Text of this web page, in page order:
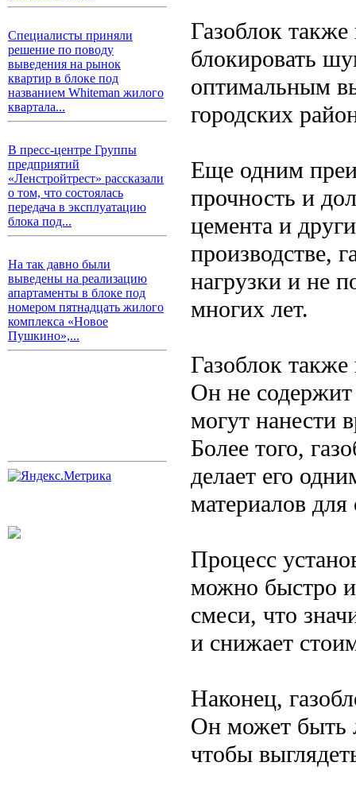
Специалисты приняли
решение по поводу
выведения на рынок
квартир в блоке под
названием Whiteman жилого
квартала...
В пресс-центре Группы
предприятий
«Ленстройтрест» рассказали
о том, что состоялась
передача в эксплуатацию
блока под...
На так давно были
выведены на реализацию
апартаменты в блоке под
номером пятнадцать жилого
комплекса «Новое
Пушкино»,...
Газоблок
блокировать
оптимальным
городских
Еще одним
прочность и
цемента и
производстве,
нагрузки и не
многих лет.
Газоблок
Он не
могут нанести
Более того,
делает его
материалов для
Процесс
можно быстро и
смеси, что
и снижает
Наконец,
Он может быть
чтобы